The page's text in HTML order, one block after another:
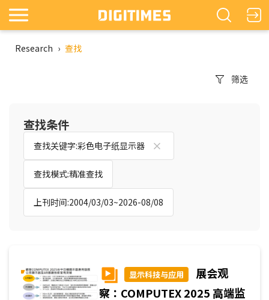
Research › 查找
筛选
查找条件
查找关键字:彩色电子纸显示器
查找模式:精准查找
上刊时间:2004/03/03~2026-08/08
显示科技与应用
展会观
察：COMPUTEX 2025 高端监